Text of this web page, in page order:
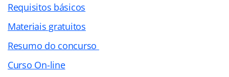
Requisitos básicos
Materiais gratuitos
Resumo do concurso
Curso On-line